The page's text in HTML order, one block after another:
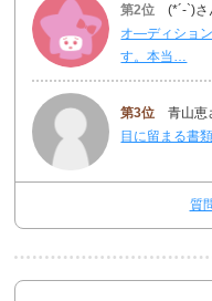
第2位 (*´-`)さ
オ―ディショ
す。本当…
第3位 青山恵
目に留まる書
質